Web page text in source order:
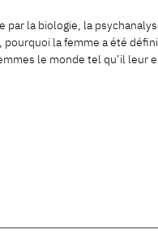
la biologie, la
la femme a été
le monde tel qu’il